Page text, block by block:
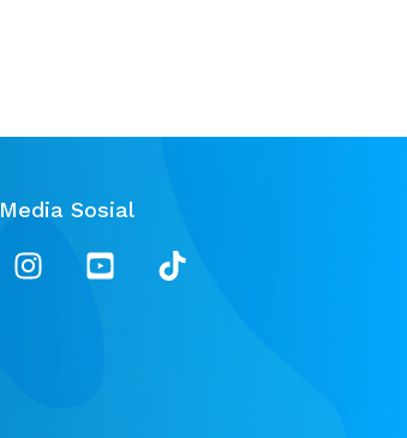
Media Sosial